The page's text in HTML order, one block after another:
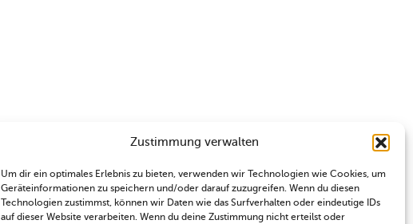
Zustimmung verwalten
Um dir ein optimales Erlebnis zu bieten, verwenden wir Technologien wie Cookies, um
Geräteinformationen zu speichern und/oder darauf zuzugreifen. Wenn du diesen
Technologien zustimmst, können wir Daten wie das Surfverhalten oder eindeutige IDs
auf dieser Website verarbeiten. Wenn du deine Zustimmung nicht erteilst oder